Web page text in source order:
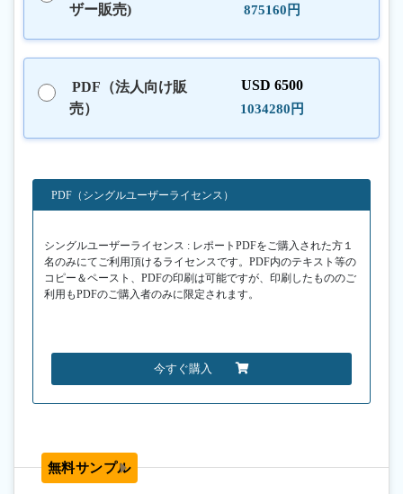
ザー販売)
875160円
PDF（法人向け販
売）
USD 6500
1034280円
PDF（シングルユーザーライセンス）
シングルユーザーライセンス : レポートPDFをご購入された方１
名のみにてご利用頂けるライセンスです。PDF内のテキスト等の
コピー＆ペースト、PDFの印刷は可能ですが、印刷したもののご
利用もPDFのご購入者のみに限定されます。
今すぐ購入
無料サンプル